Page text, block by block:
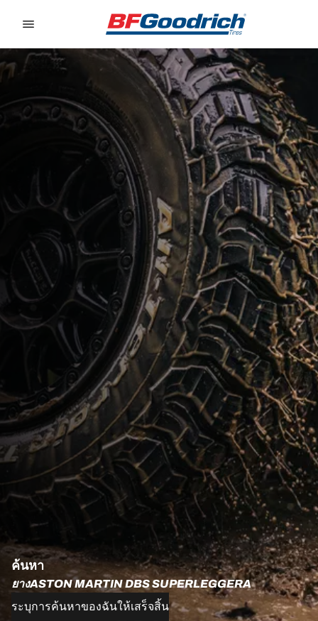
ค้นหา
ยางASTON MARTIN DBS SUPERLEGGERA
ระบุการค้นหาของฉันให้เสร็จสิ้น